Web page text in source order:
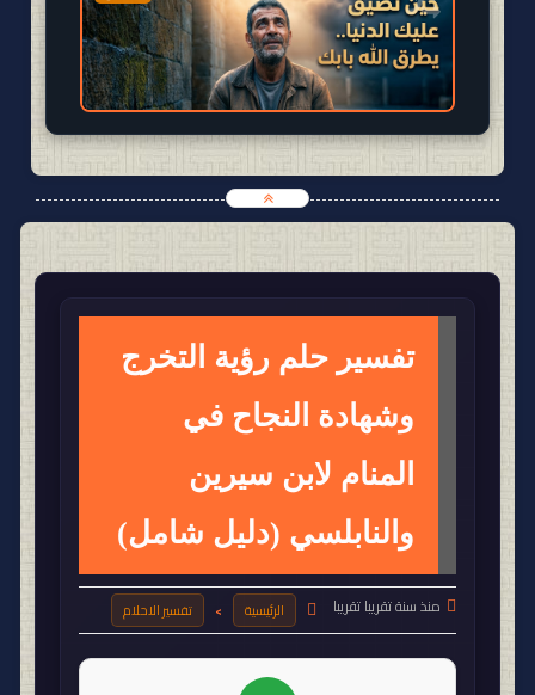
تفسير حلم رؤية التخرج
وشهادة النجاح في
المنام لابن سيرين
والنابلسي (دليل شامل)
 منذ سنة تقريبا تقريبا  الرئيسية > تفسير الاحلام